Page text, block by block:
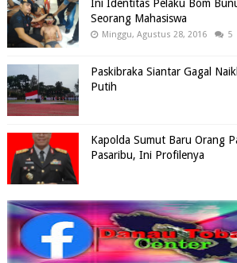
Ini Identitas Pelaku Bom
Seorang Mahasiswa
Minggu, Agustus 28, 2016 5
Paskibraka Siantar Gagal
Putih
Kapolda Sumut Baru Orang
Pasaribu, Ini Profilenya